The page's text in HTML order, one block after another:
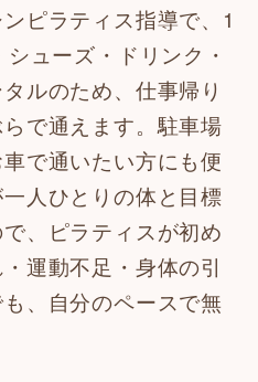
ピラティス指導で、1
ューズ・ドリンク・
ルのため、仕事帰り
で通えます。駐車場
で通いたい方にも便
人ひとりの体と目標
、ピラティスが初め
運動不足・身体の引
、自分のペースで無